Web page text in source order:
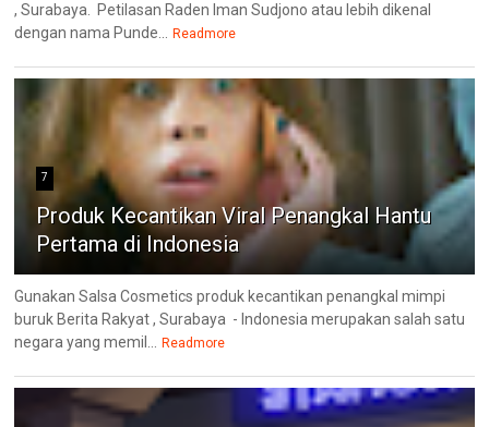
, Surabaya. Petilasan Raden Iman Sudjono atau lebih dikenal
dengan nama Punde... Readmore
7
Produk Kecantikan Viral Penangkal Hantu
Pertama di Indonesia
Gunakan Salsa Cosmetics produk kecantikan penangkal mimpi
buruk Berita Rakyat , Surabaya - Indonesia merupakan salah satu
negara yang memil... Readmore